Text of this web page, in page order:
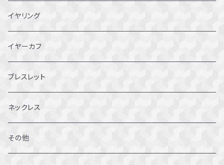
3~3.5号
4～4.5号
5～5.5号
6～6.5号
7～7.5号
イヤリング
イヤーカフ
ブレスレット
ネックレス
その他